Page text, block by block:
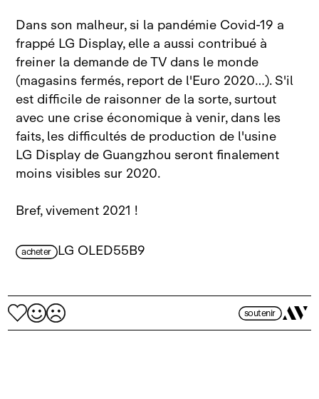
Dans son malheur, si la pandémie Covid‑19 a
frappé LG Display, elle a aussi contribué à
freiner la demande de TV dans le monde
(magasins fermés, report de l'Euro 2020…). S'il
est difficile de raisonner de la sorte, surtout
avec une crise économique à venir, dans les
faits, les difficultés de production de l'usine
LG Display de Guangzhou seront finalement
moins visibles sur 2020.
Bref, vivement 2021 !
acheter LG OLED55B9
soutenir